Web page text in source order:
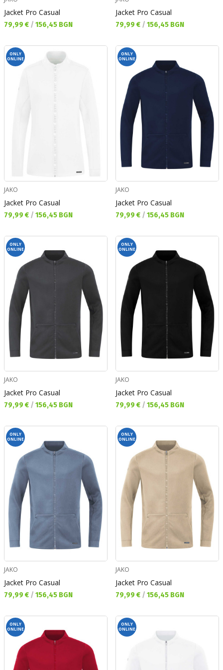
Jacket Pro Casual
Текуща цена:
79,99 € / 156,45 BGN
Jacket Pro Casual
Текуща цена:
79,99 € / 156,45 BGN
ONLY
ONLINE
JAKO
Jacket Pro Casual
Текуща цена:
79,99 € / 156,45 BGN
ONLY
ONLINE
JAKO
Jacket Pro Casual
Текуща цена:
79,99 € / 156,45 BGN
ONLY
ONLINE
JAKO
Jacket Pro Casual
Текуща цена:
79,99 € / 156,45 BGN
ONLY
ONLINE
JAKO
Jacket Pro Casual
Текуща цена:
79,99 € / 156,45 BGN
ONLY
ONLINE
JAKO
Jacket Pro Casual
Текуща цена:
79,99 € / 156,45 BGN
ONLY
ONLINE
JAKO
Jacket Pro Casual
Текуща цена:
79,99 € / 156,45 BGN
ONLY
ONLINE
ONLY
ONLINE